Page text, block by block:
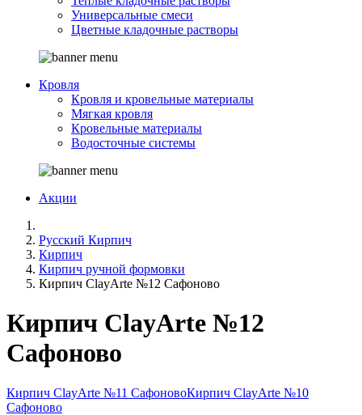
Универсальные смеси
Цветные кладочные растворы
Кровля
Кровля и кровельные материалы
Мягкая кровля
Кровельные материалы
Водосточные системы
Акции
Русский Кирпич
Кирпич
Кирпич ручной формовки
Кирпич ClayArte №12 Сафоново
Кирпич ClayArte №12
Сафоново
Кирпич ClayArte №11 СафоновоКирпич ClayArte №10
Сафоново